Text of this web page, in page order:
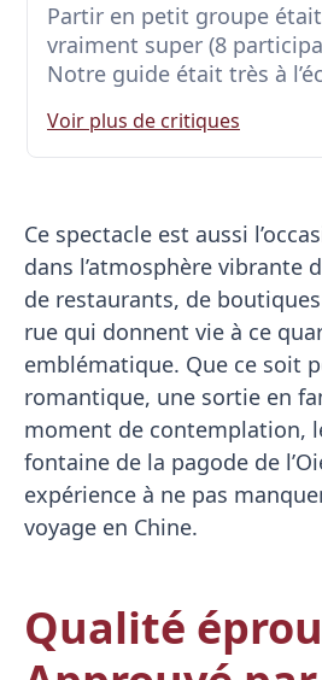
Partir en petit groupe était
vraiment super (8
Notre guide était très à
passe des vacances
(nourritures typiques,
visite). Premier voyage
Chinaventura mais
dernier.
Voir plus de critiques
Ce spectacle est aussi
dans l’atmosphère vibrante
de restaurants, de
rue qui donnent vie à ce
emblématique. Que ce soit
romantique, une sortie en
moment de contemplation,
fontaine de la pagode de
expérience à ne pas
voyage en Chine.
Qualité